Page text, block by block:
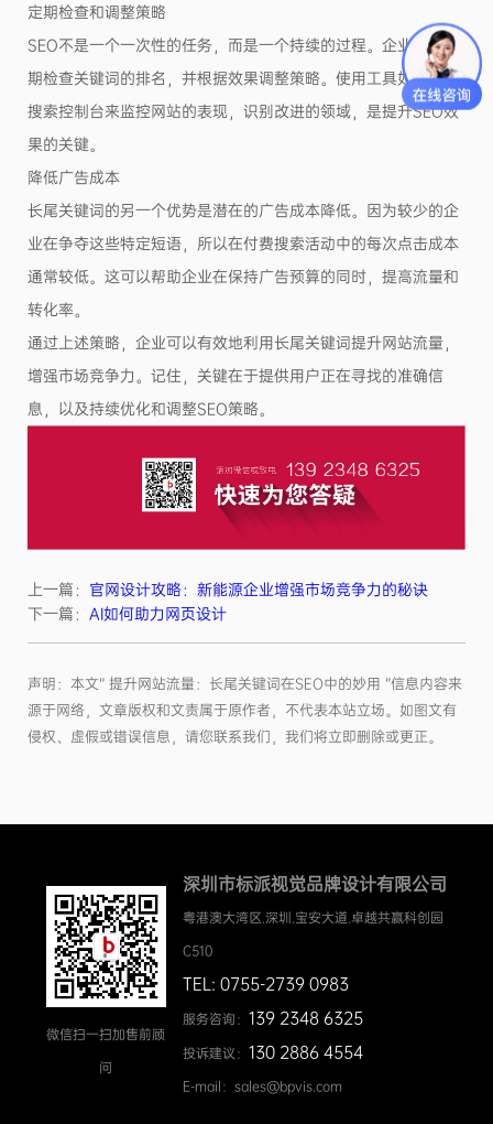
定期检查和调整策略
SEO不是一个一次性的任务，而是一个持续的过程。企业需要定
期检查关键词的排名，并根据效果调整策略。使用工具如Google
搜索控制台来监控网站的表现，识别改进的领域，是提升SEO效
果的关键。
降低广告成本
长尾关键词的另一个优势是潜在的广告成本降低。因为较少的企
业在争夺这些特定短语，所以在付费搜索活动中的每次点击成本
通常较低。这可以帮助企业在保持广告预算的同时，提高流量和
转化率。
通过上述策略，企业可以有效地利用长尾关键词提升网站流量，
增强市场竞争力。记住，关键在于提供用户正在寻找的准确信
息，以及持续优化和调整SEO策略。
上一篇： 官网设计攻略：新能源企业增强市场竞争力的秘诀
下一篇： AI如何助力网页设计
声明：本文“ 提升网站流量：长尾关键词在SEO中的妙用 ”信息内容来
源于网络，文章版权和文责属于原作者，不代表本站立场。如图文有
侵权、虚假或错误信息，请您联系我们，我们将立即删除或更正。
微信扫一扫加售前顾
问
深圳市标派视觉品牌设计有限公司
粤港澳大湾区.深圳.宝安大道.卓越共赢科创园
C510
TEL: 0755-2739 0983
服务咨询： 139 2348 6325
投诉建议： 130 2886 4554
E-mail：sales@bpvis.com